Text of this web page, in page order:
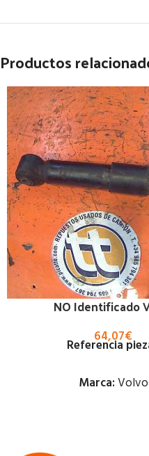
Productos
NO Identificado
64,07€
Referencia
Marca:Volvo